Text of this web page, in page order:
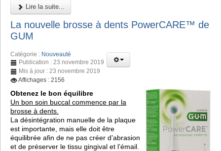
Lire la suite...
La nouvelle brosse à dents PowerCARE™ de
GUM
Catégorie : Nouveauté
Publication : 23 novembre 2019
Mis à jour : 23 novembre 2019
Affichages : 2156
Obtenez le bon équilibre
Un bon soin buccal commence par la
brosse à dents.
La désintégration manuelle de la plaque
est importante, mais elle doit être
équilibrée afin de ne pas créer d’abrasion
et de préserver le tissu gingival et l’émail.